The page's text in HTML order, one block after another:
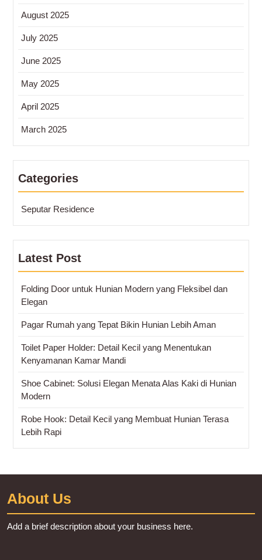
August 2025
July 2025
June 2025
May 2025
April 2025
March 2025
Categories
Seputar Residence
Latest Post
Folding Door untuk Hunian Modern yang Fleksibel dan
Elegan
Pagar Rumah yang Tepat Bikin Hunian Lebih Aman
Toilet Paper Holder: Detail Kecil yang Menentukan
Kenyamanan Kamar Mandi
Shoe Cabinet: Solusi Elegan Menata Alas Kaki di Hunian
Modern
Robe Hook: Detail Kecil yang Membuat Hunian Terasa
Lebih Rapi
About Us
Add a brief description about your business here.